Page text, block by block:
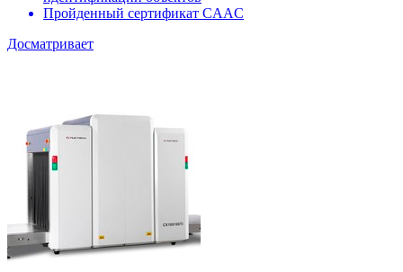
Пройденный сертификат CAAC
Досматривает